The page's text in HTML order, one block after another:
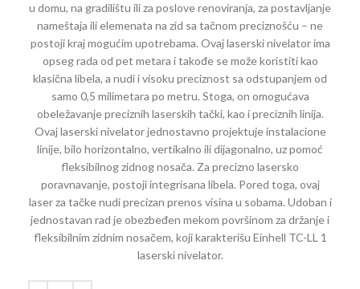
u domu, na gradilištu ili za poslove renoviranja, za postavljanje
nameštaja ili elemenata na zid sa tačnom preciznošću – ne
postoji kraj mogućim upotrebama. Ovaj laserski nivelator ima
opseg rada od pet metara i takođe se može koristiti kao
klasična libela, a nudi i visoku preciznost sa odstupanjem od
samo 0,5 milimetara po metru. Stoga, on omogućava
obeležavanje preciznih laserskih tački, kao i preciznih linija.
Ovaj laserski nivelator jednostavno projektuje instalacione
linije, bilo horizontalno, vertikalno ili dijagonalno, uz pomoć
fleksibilnog zidnog nosača. Za precizno lasersko
poravnavanje, postoji integrisana libela. Pored toga, ovaj
laser za tačke nudi precizan prenos visina u sobama. Udoban i
jednostavan rad je obezbeđen mekom površinom za držanje i
fleksibilnim zidnim nosačem, koji karakterišu Einhell TC-LL 1
laserski nivelator.